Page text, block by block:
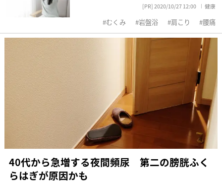
[PR] 2020/10/27 12:00 健康
むくみ 岩盤浴 肩こり 腰痛
40代から急増する夜間頻尿 第二の膀胱ふく
らはぎが原因かも